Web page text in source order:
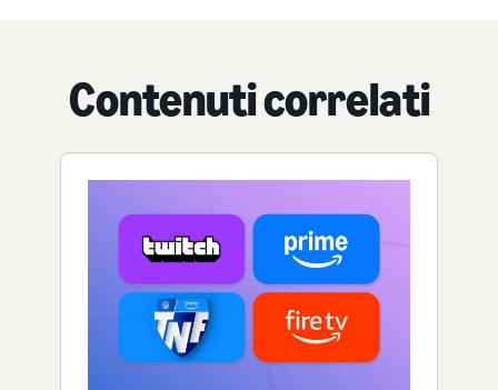
Contenuti correlati